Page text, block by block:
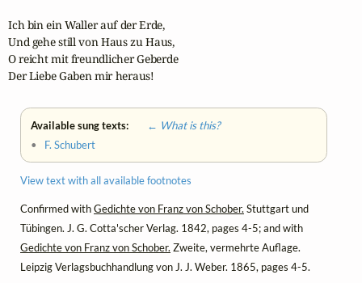
Ich bin ein Waller auf der Erde,
Und gehe still von Haus zu Haus,
O reicht mit freundlicher Geberde
Der Liebe Gaben mir heraus!
Available sung texts:
← What is this?
• F. Schubert
View text with all available footnotes
Confirmed withGedichte von Franz von Schober. Stuttgart und
Tübingen. J. G. Cotta'scher Verlag. 1842, pages 4-5; and with
Gedichte von Franz von Schober. Zweite, vermehrte Auflage.
Leipzig Verlagsbuchhandlung von J. J. Weber. 1865, pages 4-5.